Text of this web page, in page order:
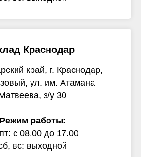
Краснодар
край, г. Краснодар,
ул. им. Атамана
з/у 30
Режим работы:
с 08.00 до 17.00
вс: выходной